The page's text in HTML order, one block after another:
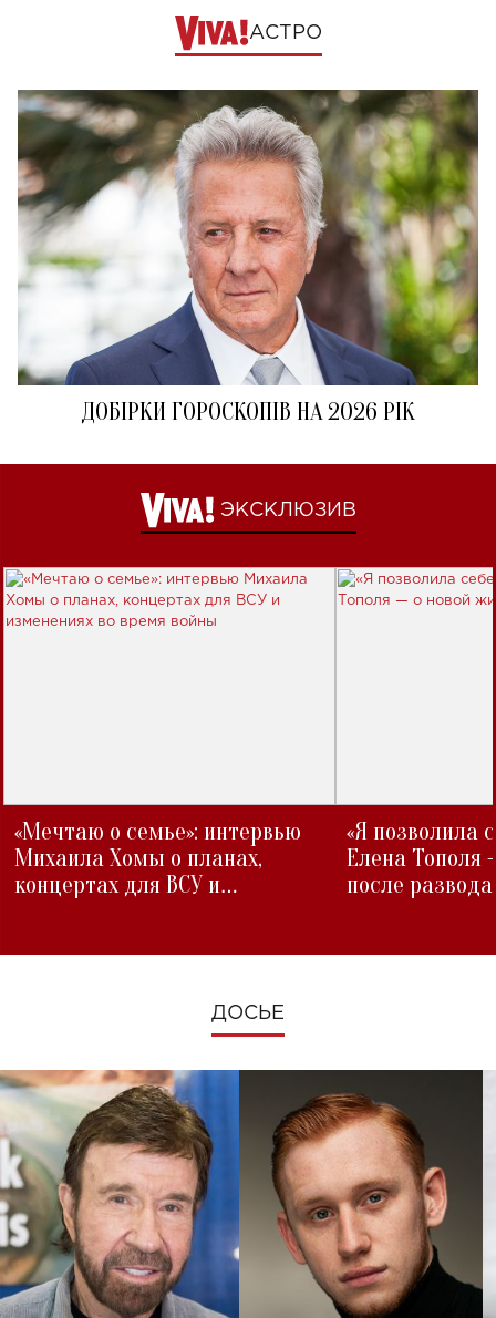
АСТРО
ДОБІРКИ ГОРОСКОПІВ НА 2026 РІК
ЭКСКЛЮЗИВ
«Мечтаю о семье»: интервью
Михаила Хомы о планах,
концертах для ВСУ и
«Я позволила
Елена Тополя
после развода
ДОСЬЕ